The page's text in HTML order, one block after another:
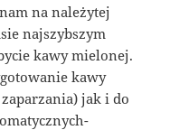
na należytej
najszybszym
kawy mielonej.
kawy
jak i do